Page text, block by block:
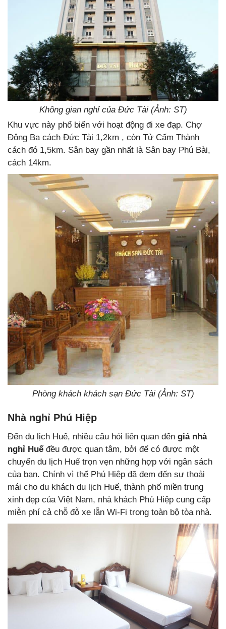
Không gian nghỉ của Đức Tài (Ảnh: ST)
Khu vực này phổ biến với hoạt động đi xe đạp. Chợ
Đông Ba cách Đức Tài 1,2km , còn Tử Cấm Thành
cách đó 1,5km. Sân bay gần nhất là Sân bay Phú Bài,
cách 14km.
Phòng khách khách sạn Đức Tài (Ảnh: ST)
Nhà nghỉ Phú Hiệp
Đến du lịch Huế, nhiều câu hỏi liên quan đến giá nhà
nghỉ Huếđều được quan tâm, bởi để có được một
chuyến du lịch Huế trọn vẹn những hợp với ngân sách
của bạn. Chính vì thế Phú Hiệp đã đem đến sự thoải
mái cho du khách du lịch Huế, thành phố miền trung
xinh đẹp của Việt Nam, nhà khách Phú Hiệp cung cấp
miễn phí cả chỗ đỗ xe lẫn Wi-Fi trong toàn bộ tòa nhà.